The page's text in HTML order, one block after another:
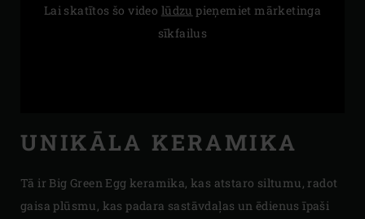
Lai skatītos šo video lūdzu pieņemiet mārketinga
sīkfailus
UNIKĀLA KERAMIKA
Tā ir Big Green Egg keramika, kas atstaro siltumu, radot
gaisa plūsmu, kas padara sastāvdaļas un ēdienus īpaši